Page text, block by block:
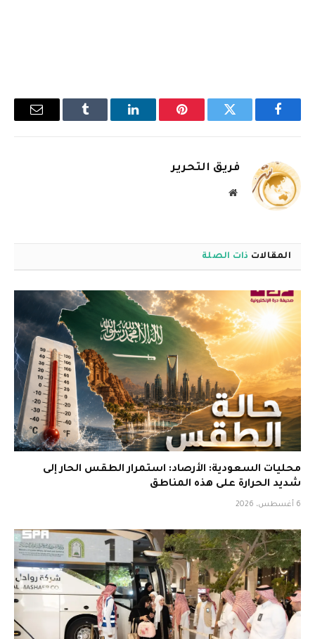
فيسبوك تويتر بينتيريستلينكدإن Tumblr
البريد
فريق التحرير
موقع
المقالات ذات الصلة
محليات السعودية: الأرصاد: استمرار الطقس الحار إلى
شديد الحرارة على هذه المناطق
6 أغسطس، 2026